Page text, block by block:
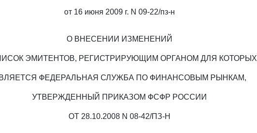
от 16 июня 2009 г. N 09-22/пз-н
О ВНЕСЕНИИ ИЗМЕНЕНИЙ
ЭМИТЕНТОВ, РЕГИСТРИРУЮЩИМ ОРГАНОМ ДЛЯ КОТОРЫХ
ФЕДЕРАЛЬНАЯ СЛУЖБА ПО ФИНАНСОВЫМ РЫНКАМ,
УТВЕРЖДЕННЫЙ ПРИКАЗОМ ФСФР РОССИИ
ОТ 28.10.2008 N 08-42/ПЗ-Н